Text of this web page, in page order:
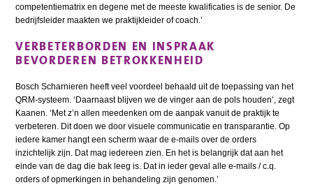
competentiematrix en degene met de meeste kwalificaties is de senior. De
bedrijfsleider maakten we praktijkleider of coach.’
VERBETERBORDEN EN INSPRAAK
BEVORDEREN BETROKKENHEID
Bosch Scharnieren heeft veel voordeel behaald uit de toepassing van het
QRM-systeem. ‘Daarnaast blijven we de vinger aan de pols houden’, zegt
Kaanen. ‘Met z’n allen meedenken om de aanpak vanuit de praktijk te
verbeteren. Dit doen we door visuele communicatie en transparantie. Op
iedere kamer hangt een scherm waar de e-mails over de orders
inzichtelijk zijn. Dat mag iedereen zien. En het is belangrijk dat aan het
einde van de dag die bak leeg is. Dat in ieder geval alle e-mails / c.q.
orders of opmerkingen in behandeling zijn genomen.’